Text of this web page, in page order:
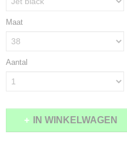
Maat
Aantal
IN WINKELWAGEN